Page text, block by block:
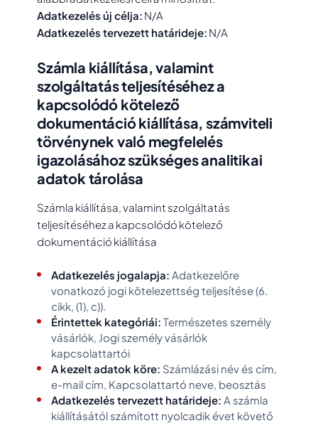
Adatkezelés új célja: N/A
Adatkezelés tervezett határideje: N/A
Számla kiállítása, valamint
szolgáltatás teljesítéséhez a
kapcsolódó kötelező
dokumentáció kiállítása, számviteli
törvénynek való megfelelés
igazolásához szükséges analitikai
adatok tárolása
Számla kiállítása, valamint szolgáltatás
teljesítéséhez a kapcsolódó kötelező
dokumentáció kiállítása
Adatkezelés jogalapja: Adatkezelőre
vonatkozó jogi kötelezettség teljesítése (6.
cikk, (1), c)).
Érintettek kategóriái: Természetes személy
vásárlók, Jogi személy vásárlók
kapcsolattartói
A kezelt adatok köre: Számlázási név és cím,
e-mail cím, Kapcsolattartó neve, beosztás
Adatkezelés tervezett határideje: A számla
kiállításától számított nyolcadik évet követő